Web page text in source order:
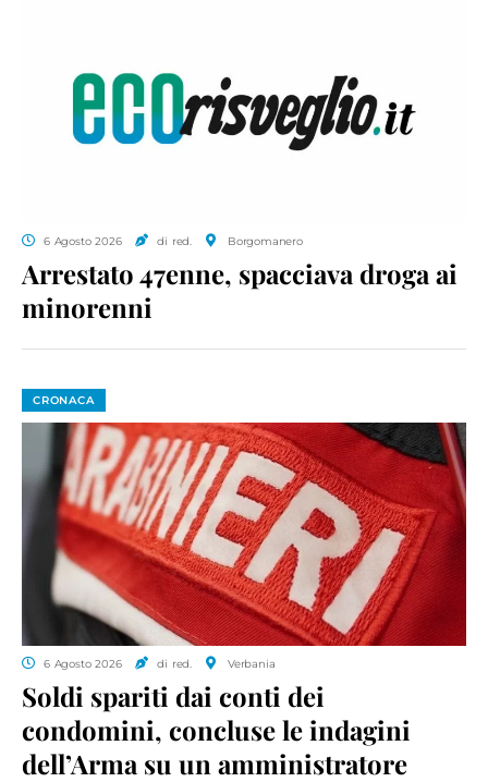
6 Agosto 2026 di red. Borgomanero
Arrestato 47enne, spacciava droga ai
minorenni
CRONACA
6 Agosto 2026 di red. Verbania
Soldi spariti dai conti dei
condomini, concluse le indagini
dell’Arma su un amministratore